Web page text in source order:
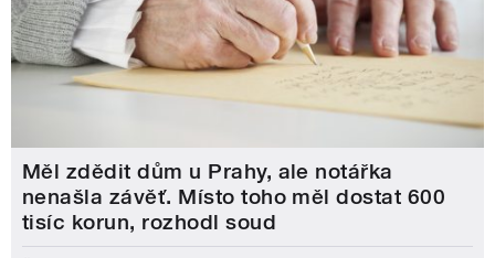
Měl zdědit dům u Prahy, ale notářka
nenašla závěť. Místo toho měl dostat 600
tisíc korun, rozhodl soud